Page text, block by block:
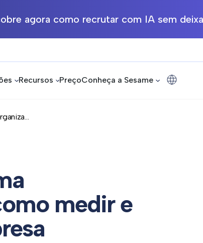
agora como recrutar com IA sem
Recursos PreçoConheça a Sesame
medir e